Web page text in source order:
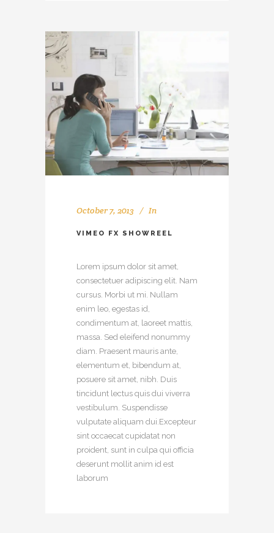
October 7, 2013 In
VIMEO FX SHOWREEL
Lorem ipsum dolor sit amet,
consectetuer adipiscing elit. Nam
cursus. Morbi ut mi. Nullam
enim leo, egestas id,
condimentum at, laoreet mattis,
massa. Sed eleifend nonummy
diam. Praesent mauris ante,
elementum et, bibendum at,
posuere sit amet, nibh. Duis
tincidunt lectus quis dui viverra
vestibulum. Suspendisse
vulputate aliquam dui.Excepteur
sint occaecat cupidatat non
proident, sunt in culpa qui officia
deserunt mollit anim id est
laborum